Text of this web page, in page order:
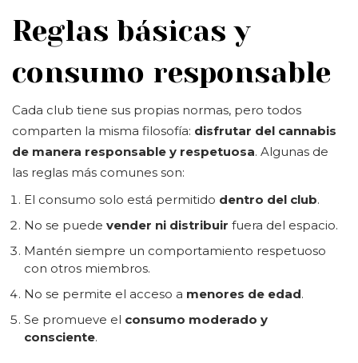
Reglas básicas y
consumo responsable
Cada club tiene sus propias normas, pero todos
comparten la misma filosofía: disfrutar del cannabis
de manera responsable y respetuosa. Algunas de
las reglas más comunes son:
El consumo solo está permitido dentro del club.
No se puede vender ni distribuir fuera del espacio.
Mantén siempre un comportamiento respetuoso
con otros miembros.
No se permite el acceso a menores de edad.
Se promueve el consumo moderado y
consciente.